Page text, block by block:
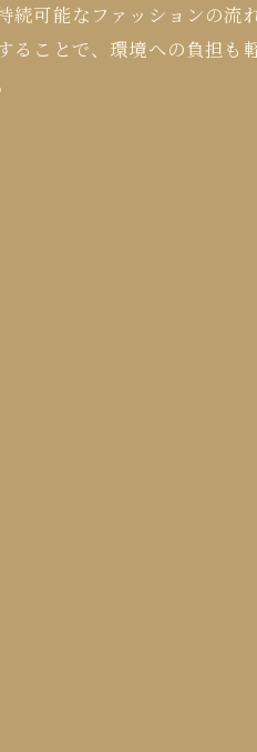
続可能なファッションの
ることで、環境への負担